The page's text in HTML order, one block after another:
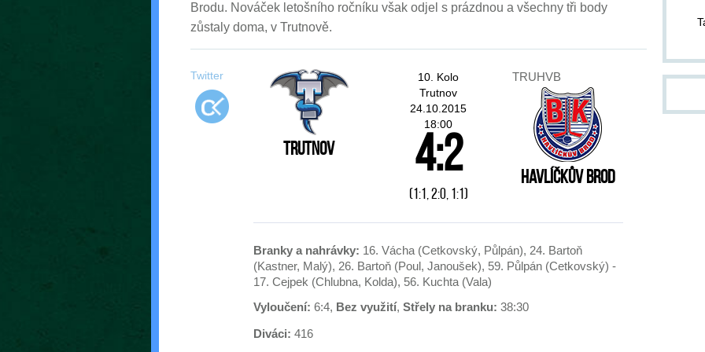
Brodu. Nováček letošního ročníku však odjel s prázdnou a všechny tři body
zůstaly doma, v Trutnově.
Twitter TRUHVB
Trutnov
10. Kolo
Trutnov
24.10.2015
18:00
4:2
(1:1, 2:0, 1:1)
Havlíčkův Brod
Branky a nahrávky: 16. Vácha (Cetkovský, Půlpán), 24. Bartoň
(Kastner, Malý), 26. Bartoň (Poul, Janoušek), 59. Půlpán (Cetkovský) -
17. Cejpek (Chlubna, Kolda), 56. Kuchta (Vala)
Vyloučení: 6:4, Bez využití, Střely na branku: 38:30
Diváci: 416